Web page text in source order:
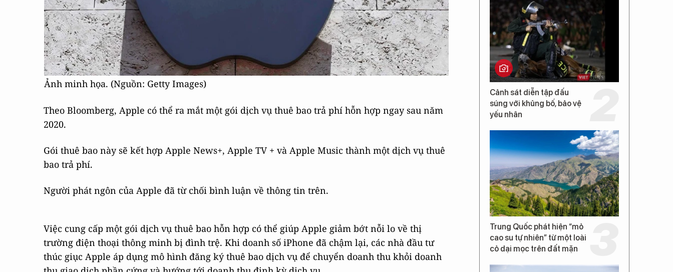
Ảnh minh họa. (Nguồn: Getty Images)
Theo Bloomberg, Apple có thể ra mắt một gói dịch vụ thuê bao trả phí hỗn hợp ngay sau năm
2020.
Gói thuê bao này sẽ kết hợp Apple News+, Apple TV + và Apple Music thành một dịch vụ thuê
bao trả phí.
Người phát ngôn của Apple đã từ chối bình luận về thông tin trên.
Việc cung cấp một gói dịch vụ thuê bao hỗn hợp có thể giúp Apple giảm bớt nỗi lo về thị
trường điện thoại thông minh bị đình trệ. Khi doanh số iPhone đã chậm lại, các nhà đầu tư
thúc giục Apple áp dụng mô hình đăng ký thuê bao dịch vụ để chuyển doanh thu khỏi doanh
Cảnh sát diễn tập đấu
súng với khủng bố, bảo vệ
yếu nhân
Trung Quốc phát hiện “mỏ
cao su tự nhiên” từ một loài
cỏ dại mọc trên đất mặn